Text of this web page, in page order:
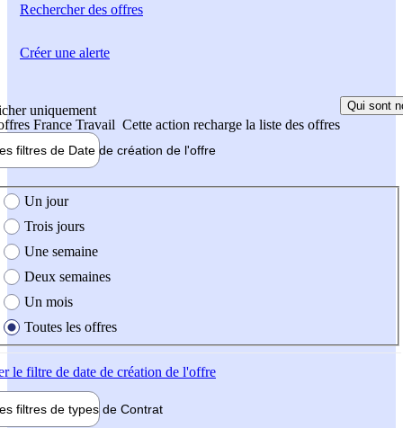
Rechercherdes offres
uniquement
France Travail Cette action recharge la liste des offres
Qui sont
filtres de Date de création de l'offre
création de l'offre
Un jour
Trois jours
Une semaine
Deux semaines
Un mois
Toutes les offres
le filtre de date de création de l'offre
filtres de types de Contrat
Créer une alerte